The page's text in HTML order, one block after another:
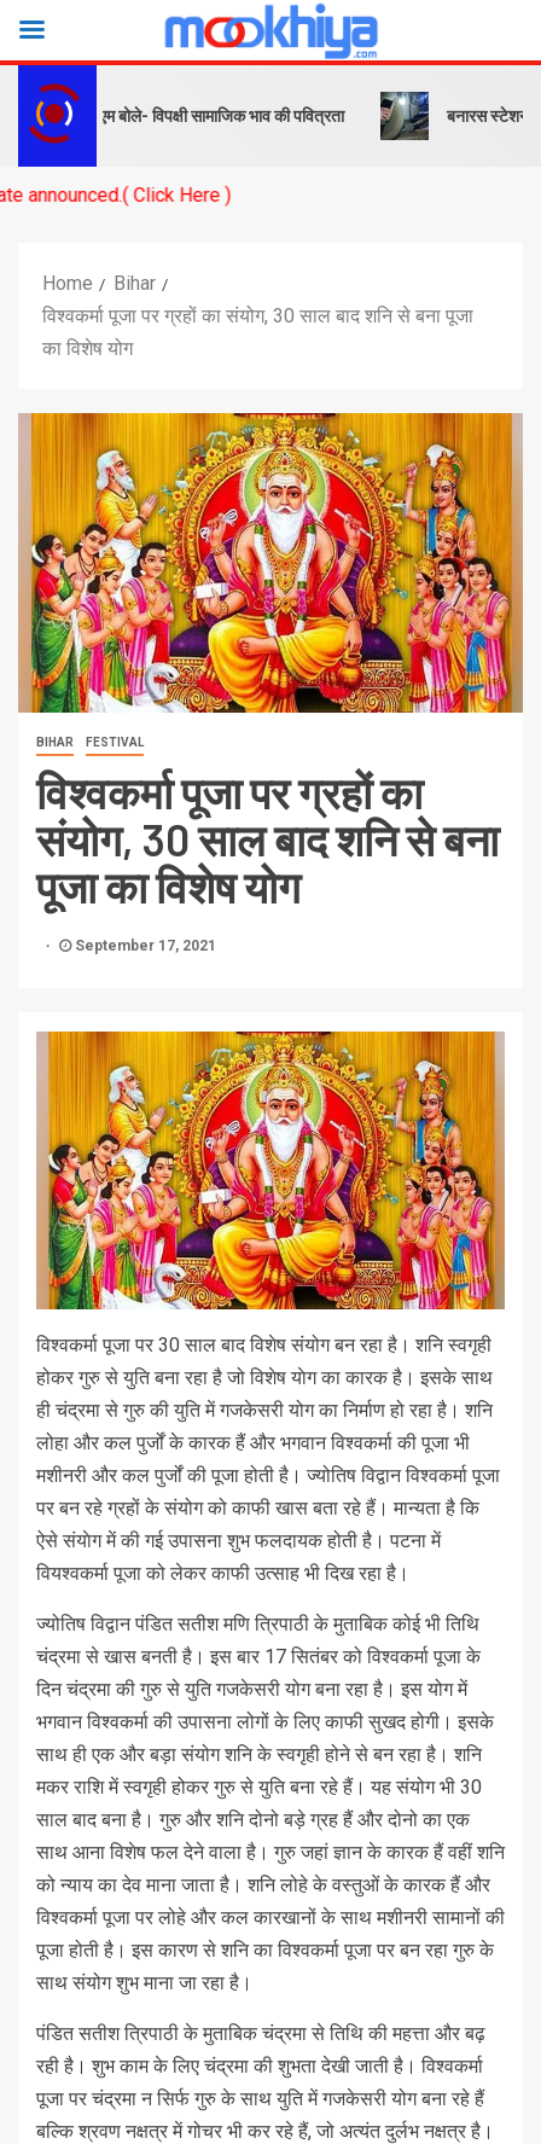
पीएम बोले- विपक्षी सामाजिक भाव की पवित्रता बनारस स्टेशन के यार्ड
Click Here )
Home
Bihar
विश्वकर्मा पूजा पर ग्रहों का संयोग, 30 साल बाद शनि से बना पूजा
का विशेष योग
BIHAR FESTIVAL
विश्वकर्मा पूजा पर ग्रहों का
संयोग, 30 साल बाद शनि से बना
पूजा का विशेष योग
September 17, 2021
विश्वकर्मा पूजा पर 30 साल बाद विशेष संयोग बन रहा है। शनि स्वगृही
होकर गुरु से युति बना रहा है जो विशेष याेग का कारक है। इसके साथ
ही चंद्रमा से गुरु की युति में गजकेसरी योग का निर्माण हो रहा है। शनि
लोहा और कल पुर्जों के कारक हैं और भगवान विश्वकर्मा की पूजा भी
मशीनरी और कल पुर्जों की पूजा होती है। ज्योतिष विद्वान विश्वकर्मा पूजा
पर बन रहे ग्रहों के संयोग को काफी खास बता रहे हैं। मान्यता है कि
ऐसे संयाेग में की गई उपासना शुभ फलदायक होती है। पटना में
वियश्वकर्मा पूजा को लेकर काफी उत्साह भी दिख रहा है।
ज्योतिष विद्वान पंडित सतीश मणि त्रिपाठी के मुताबिक कोई भी तिथि
चंद्रमा से खास बनती है। इस बार 17 सितंबर को विश्वकर्मा पूजा के
दिन चंद्रमा की गुरु से युति गजकेसरी योग बना रहा है। इस योग में
भगवान विश्वकर्मा की उपासना लोगों के लिए काफी सुखद होगी। इसके
साथ ही एक और बड़ा संयोग शनि के स्वगृही होने से बन रहा है। शनि
मकर राशि में स्वगृही होकर गुरु से युति बना रहे हैं। यह संयोग भी 30
साल बाद बना है। गुरु और शनि दोनो बड़े ग्रह हैं और दोनो का एक
साथ आना विशेष फल देने वाला है। गुरु जहां ज्ञान के कारक हैं वहीं शनि
को न्याय का देव माना जाता है। शनि लोहे के वस्तुओं के कारक हैं और
विश्वकर्मा पूजा पर लोहे और कल कारखानों के साथ मशीनरी सामानों की
पूजा होती है। इस कारण से शनि का विश्वकर्मा पूजा पर बन रहा गुरु के
साथ संयोग शुभ माना जा रहा है।
पंडित सतीश त्रिपाठी के मुताबिक चंद्रमा से तिथि की महत्ता और बढ़
रही है। शुभ काम के लिए चंद्रमा की शुभता देखी जाती है। विश्वकर्मा
पूजा पर चंद्रमा न सिर्फ गुरु के साथ युति में गजकेसरी योग बना रहे हैं
बल्कि श्रवण नक्षत्र में गोचर भी कर रहे हैं, जो अत्यंत दुर्लभ नक्षत्र है।